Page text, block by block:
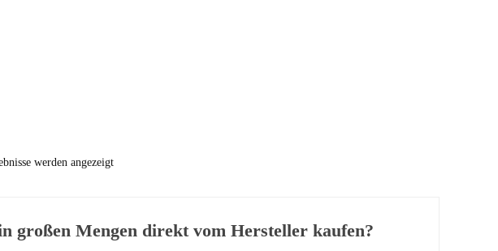
werden angezeigt
großen Mengen direkt vom Hersteller kaufen?